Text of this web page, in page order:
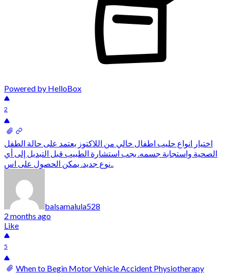
Powered by HelloBox
2
اختيار انواع حليب اطفال خالي من اللاكتوز يعتمد على حالة الطفل
الصحية واستجابة جسمه. يجب استشارة الطبيب قبل التبديل إلى أي
نوع جديد. يمكن الحصول على اس..
balsamalula528
2 months ago
Like
5
When to Begin Motor Vehicle Accident Physiotherapy